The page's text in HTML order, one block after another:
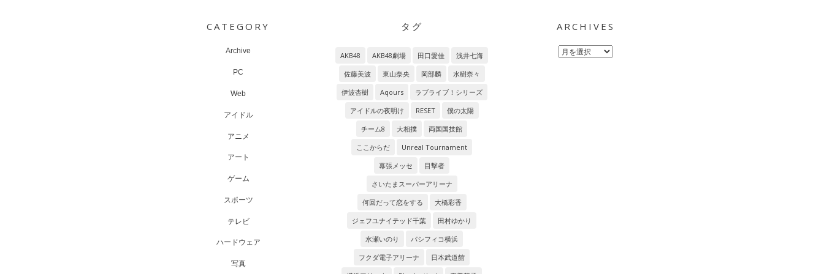
CATEGORY
Archive
PC
Web
アイドル
アニメ
アート
ゲーム
スポーツ
テレビ
ハードウェア
写真
タグ
AKB48 AKB48劇場 田口愛佳
浅井七海
佐藤美波
東山奈央 岡部麟
水樹奈々
伊波杏樹
Aqours
ラブライブ！シリーズ
アイドルの夜明け
RESET
僕の太陽
チーム8
大相撲
両国国技館
ここからだ
Unreal Tournament
幕張メッセ
目撃者
さいたまスーパーアリーナ
何回だって恋をする
大橋彩香
ジェフユナイテッド千葉
田村ゆかり
水瀬いのり
パシフィコ横浜
フクダ電子アリーナ
日本武道館
ARCHIVES
Archives